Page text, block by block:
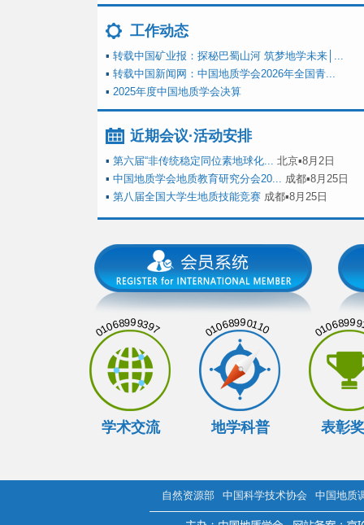
工作动态
▪ 转载中国矿业报：探秘巴蜀山河 筑梦地学未来│...
▪ 转载中国新闻网：中国地质学会2026年全国青...
▪ 2025年度中国地质学会决算
近期会议·活动安排
▪ 第六届“非传统稳定同位素地球化... 北京▪8月2日
▪ 中国地质学会地质教育研究分会20... 成都▪8月25日
▪ 第八届全国大学生地质技能竞赛 成都▪8月25日
01068999397
学术交流
01068990110
地学科普 表彰
自然资源部 中国科学技术协会 中国地质